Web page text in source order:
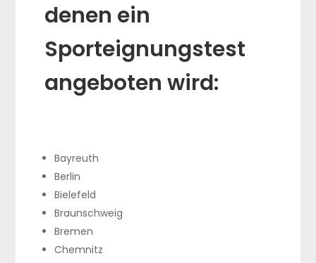
denen ein
Sporteignungstest
angeboten wird:
Bayreuth
Berlin
Bielefeld
Braunschweig
Bremen
Chemnitz